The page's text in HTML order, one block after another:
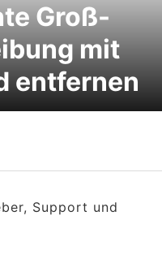
Groß-
mit
entfernen
Support und